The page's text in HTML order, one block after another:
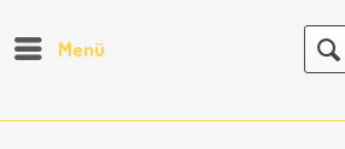
Menü